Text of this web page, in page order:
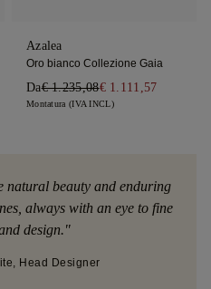
natural beauty and enduring
always with an eye to fine
design."
Head Designer
Azalea
Oro bianco Collezione Gaia
Da€ 1.235,08€ 1.111,57
Montatura (IVA INCL)